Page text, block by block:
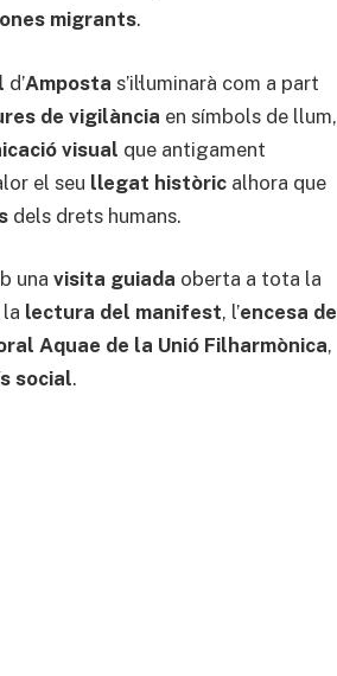
migrants.
d’Amposta s’il·luminarà com a part
de vigilància en símbols de llum,
visual que antigament
el seu llegat històric alhora que
dels drets humans.
una visita guiada oberta a tota la
lectura del manifest, l’encesa de
Aquae de la Unió Filharmònica,
social.